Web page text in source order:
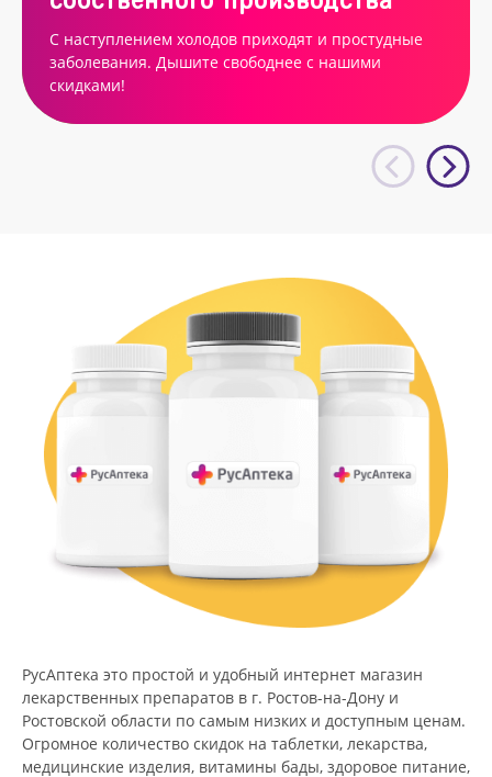
С наступлением холодов приходят и простудные
заболевания. Дышите свободнее с нашими
скидками!
РусАптека это простой и удобный интернет магазин
лекарственных препаратов в г. Ростов-на-Дону и
Ростовской области по самым низких и доступным ценам.
Огромное количество скидок на таблетки, лекарства,
медицинские изделия, витамины бады, здоровое питание,